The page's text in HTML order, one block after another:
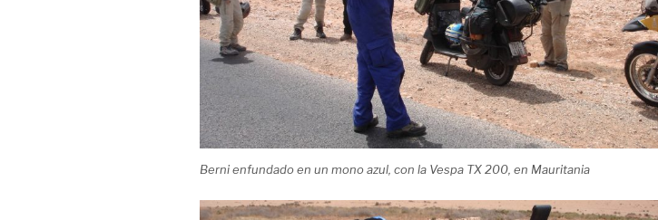
Berni enfundado en un mono azul, con la Vespa TX 200, en Mauritania